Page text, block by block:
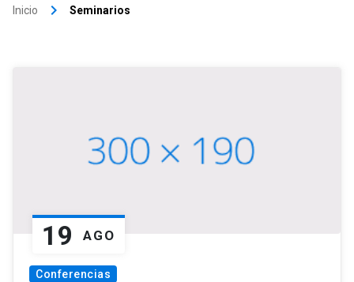
Inicio keyboard_arrow_right Seminarios
19 AGO
Conferencias